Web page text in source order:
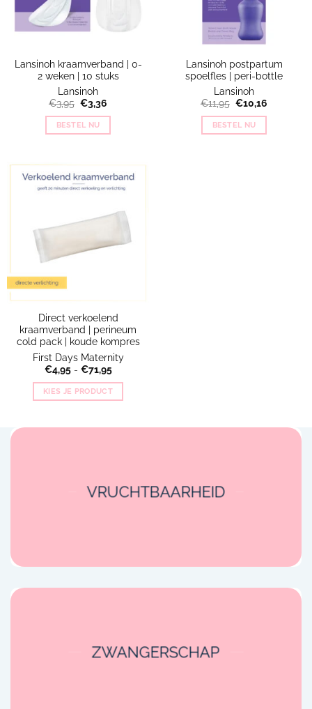
Lansinoh kraamverband | 0-
2 weken | 10 stuks
Lansinoh
€3,95 Oorspronkelijke
prijs
was:
€3,95.
€3,36
is:
BESTEL NU
Lansinoh postpartum
spoelfles | peri-bottle
Lansinoh
€11,95 Oorspronkelijke
was:
€11,95.
€10,16
BESTEL NU
Direct verkoelend
kraamverband | perineum
cold pack | koude kompres
First Days Maternity
€4,95 - €71,95Prijsklasse:
tot
KIES JE PRODUCT
optie
de
VRUCHTBAARHEID
ZWANGERSCHAP